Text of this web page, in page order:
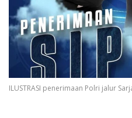
ILUSTRASI penerimaan Polri jalur